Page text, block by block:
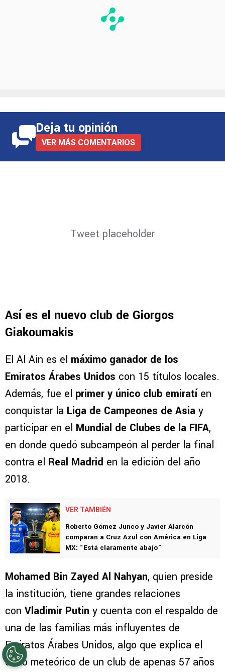
Deja tu opinión
VER MÁS COMENTARIOS
Tweet placeholder
Así es el nuevo club de Giorgos
Giakoumakis
El Al Ain es el máximo ganador de los
Emiratos Árabes Unidos con 15 títulos locales.
Además, fue el primer y único club emiratíen
conquistar la Liga de Campeones de Asia y
participar en el Mundial de Clubes de la FIFA,
en donde quedó subcampeón al perder la final
contra el Real Madrid en la edición del año
2018.
VER TAMBIÉN
Roberto Gómez Junco y Javier Alarcón
comparan a Cruz Azul con América en Liga
MX: “Está claramente abajo”
Mohamed Bin Zayed Al Nahyan, quien preside
la institución, tiene grandes relaciones
con Vladimir Putin y cuenta con el respaldo de
una de las familias más influyentes de
Emiratos Árabes Unidos, algo que explica el
éxito meteórico de un club de apenas 57 años